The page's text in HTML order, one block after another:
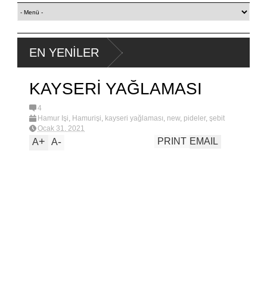
EN YENİLER
KAYSERİ YAĞLAMASI
4
Hamur İşi, Hamurişi, kayseri yağlaması, new, pideler, şebit
Ocak 31, 2021
A+ A- EMAIL
PRINT